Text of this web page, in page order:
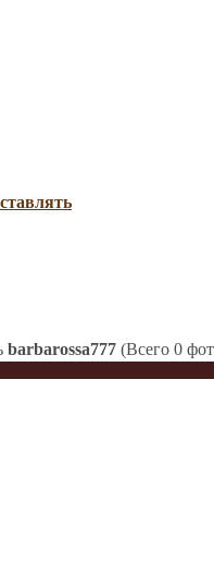
barbarossa777 (Всего 0